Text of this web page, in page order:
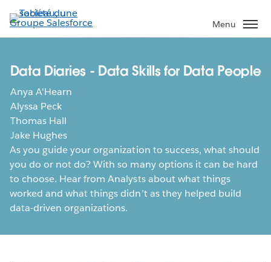
Aller
au
contenu
Menu
Data Diaries - Data Skills for Data People
Anya A'Hearn
Alyssa Peck
Thomas Hall
Jake Hughes
As you guide your organization to success, what should
you do or not do? With so many options it can be hard
to choose. Hear from Analysts about what things
worked and what things didn’t as they helped build
data-driven organizations.